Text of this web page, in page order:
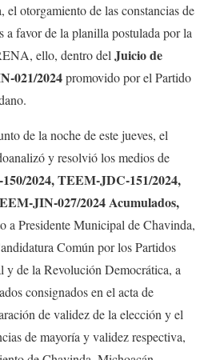
el otorgamiento de las constancias de
a favor de la planilla postulada por la
ello, dentro del Juicio de
021/2024promovido por el Partido
de la noche de este jueves, el
y resolvió los medios de
2024, TEEM-JDC-151/2024,
JIN-027/2024 Acumulados,
a Presidente Municipal de Chavinda,
Común por los Partidos
de la Revolución Democrática, a
consignados en el acta de
de validez de la elección y el
de mayoría y validez respectiva,